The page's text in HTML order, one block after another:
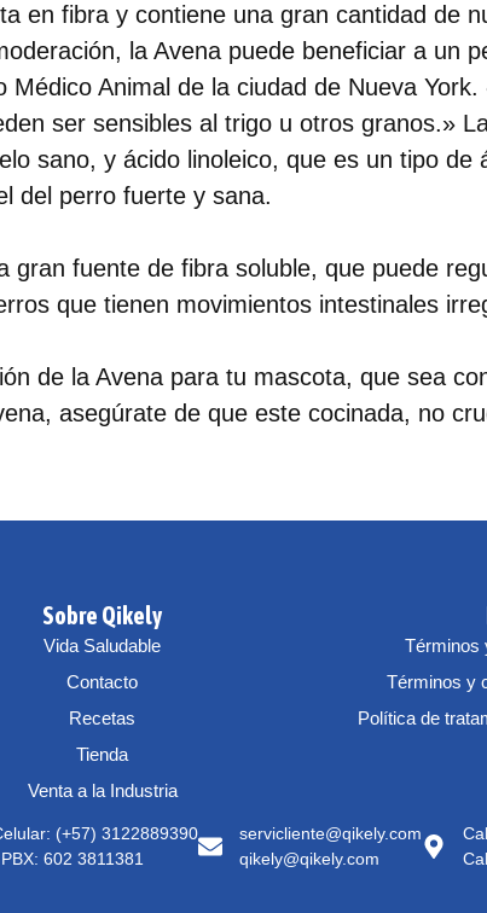
en fibra y contiene una gran cantidad de
la Avena puede beneficiar a un
Médico Animal de la ciudad de Nueva
ser sensibles al trigo u otros granos.»
sano, y ácido linoleico, que es un tipo de
del perro fuerte y sana.⠀
gran fuente de fibra soluble, que puede
que tienen movimientos intestinales
de la Avena para tu mascota, que sea
asegúrate de que este cocinada, no
Sobre Qikely
Vida Saludable
Contacto
Recetas
Tienda
Venta a la Industria
Términos
Términos y
Política de
(+57) 3122889390
PBX: 602 3811381
servicliente@qikely.com
qikely@qikely.com